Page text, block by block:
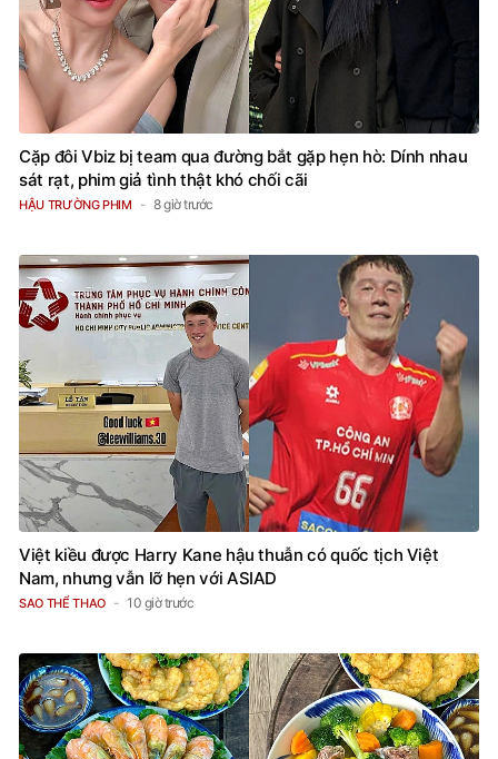
Cặp đôi Vbiz bị team qua đường bắt gặp hẹn hò: Dính nhau
sát rạt, phim giả tình thật khó chối cãi
HẬU TRƯỜNG PHIM 8 giờ trước
Việt kiều được Harry Kane hậu thuẫn có quốc tịch Việt
Nam, nhưng vẫn lỡ hẹn với ASIAD
SAO THỂ THAO 10 giờ trước